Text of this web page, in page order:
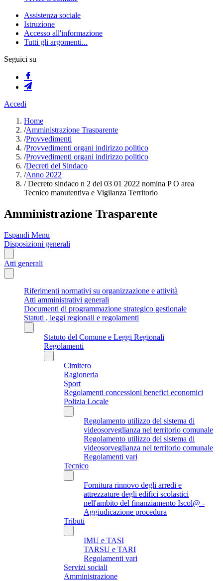
Assistenza sociale
Istruzione
Accesso all'informazione
Tutti gli argomenti...
Seguici su
Accedi
Home
/Amministrazione Trasparente
/Provvedimenti
/Provvedimenti organi indirizzo politico
/Provvedimenti organi indirizzo politico
/Decreti del Sindaco
/Anno 2022
/Decreto sindaco n 2 del 03 01 2022 nomina P O area
Tecnico manutentiva e Vigilanza Territorio
Amministrazione Trasparente
Espandi Menu
Disposizioni generali
Atti generali
Riferimenti normativi su organizzazione e attività
Atti amministrativi generali
Documenti di programmazione strategico gestionale
Statuti , leggi regionali e regolamenti
Statuto del Comune e Leggi Regionali
Regolamenti
Cimitero
Ragioneria
Sport
Regolamenti concessioni benefici economici
Polizia Locale
Regolamento utilizzo del sistema di
videosorveglianza nel territorio comunale
Regolamento utilizzo del sistema di
videosorveglianza nel territorio comunale
Regolamenti vari
Tecnico
Fornitura rinnovo degli arredi e
attrezzature degli edifici scolastici
nell'ambito del finanziamento Iscol@ -
Aggiudicazione procedura
Tributi
IMU e TASI
TARSU e TARI
Regolamenti vari
Servizi sociali
Amministrazione